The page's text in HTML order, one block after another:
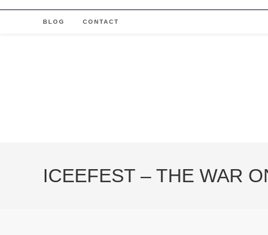
BLOG CONTACT
ICEEFEST – THE WAR